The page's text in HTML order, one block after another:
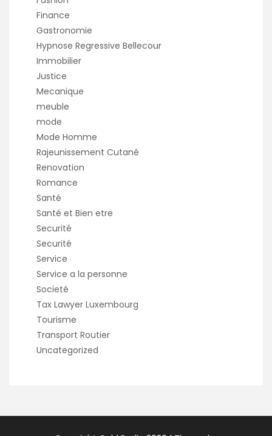
Finance
Gastronomie
Hypnose Regressive Bellecour
Immobilier
Justice
Mecanique
meuble
mode
Mode Homme
Rajeunissement Cutané
Renovation
Romance
Santé
Santé et Bien etre
Securité
Securité
Service
Service a la personne
Societé
Tax Lawyer Luxembourg
Tourisme
Transport Routier
Uncategorized